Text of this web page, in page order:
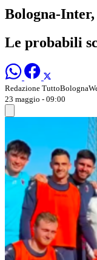
Bologna-
Le probabili
Redazione
23 maggio - 09:00